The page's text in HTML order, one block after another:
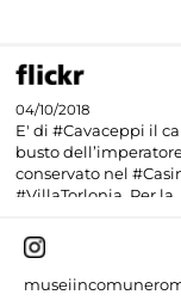
04/10/2018
E' di #Cavaceppi il
busto
conservato nel
#VillaTorlonia. Per la